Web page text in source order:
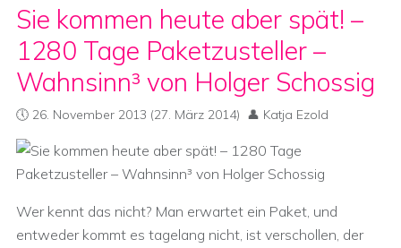
Sie kommen heute aber spät! –
1280 Tage Paketzusteller –
Wahnsinn³ von Holger Schossig
26. November 2013 (27. März 2014) Katja Ezold
Wer kennt das nicht? Man erwartet ein Paket, und
entweder kommt es tagelang nicht, ist verschollen, der